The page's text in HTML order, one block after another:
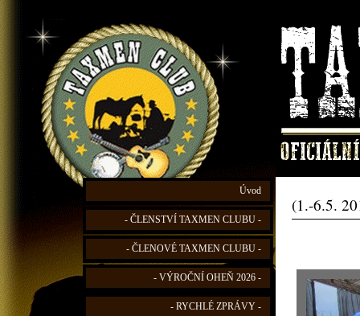
Úvod
- ČLENSTVÍ TAXMEN CLUBU -
- ČLENOVÉ TAXMEN CLUBU -
- VÝROČNÍ OHEŇ 2026 -
- RYCHLÉ ZPRÁVY -
(1.-6.5.